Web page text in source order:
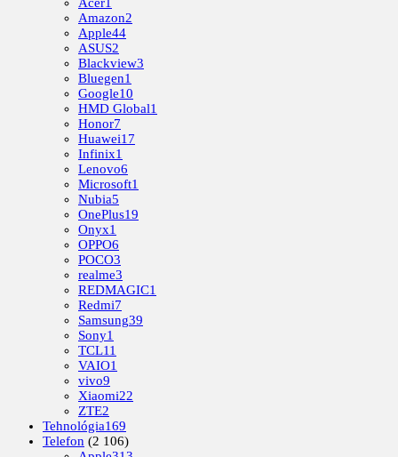
Amazon2
Apple44
ASUS2
Blackview3
Bluegen1
Google10
HMD Global1
Honor7
Huawei17
Infinix1
Lenovo6
Microsoft1
Nubia5
OnePlus19
Onyx1
OPPO6
POCO3
realme3
REDMAGIC1
Redmi7
Samsung39
Sony1
TCL11
VAIO1
vivo9
Xiaomi22
ZTE2
Tehnológia169
Telefon (2 106)